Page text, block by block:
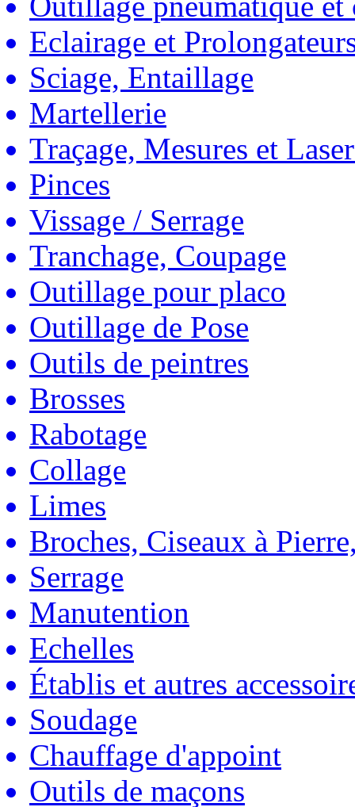
Eclairage et
Sciage, Entaillage
Martellerie
Traçage, Mesures et
Pinces
Vissage / Serrage
Tranchage, Coupage
Outillage pour placo
Outillage de Pose
Outils de peintres
Brosses
Rabotage
Collage
Limes
Broches, Ciseaux à
Serrage
Manutention
Echelles
Établis et autres
Soudage
Chauffage d'appoint
Outils de maçons